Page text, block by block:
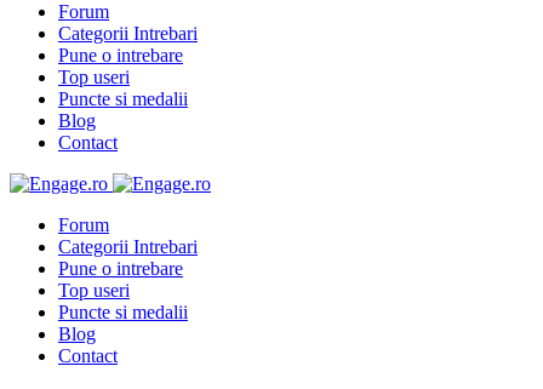
Forum
Categorii Intrebari
Pune o intrebare
Top useri
Puncte si medalii
Blog
Contact
Forum
Categorii Intrebari
Pune o intrebare
Top useri
Puncte si medalii
Blog
Contact